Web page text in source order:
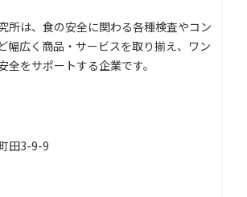
所は、食の安全に関わる各種検査やコン
幅広く商品・サービスを取り揃え、ワン
全をサポートする企業です。
田3-9-9